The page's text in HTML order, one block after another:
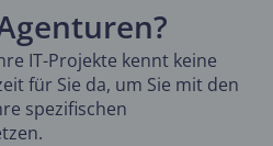
IT-Projekte kennt keine
für Sie da, um Sie mit den
spezifischen